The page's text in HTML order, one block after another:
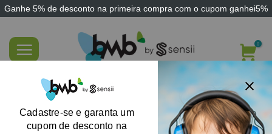
Ganhe 5% de desconto na primeira compra com o cupom ganhei5%
content
FILTRE AQUI
Cadastre-se e garanta um
cupom de desconto na